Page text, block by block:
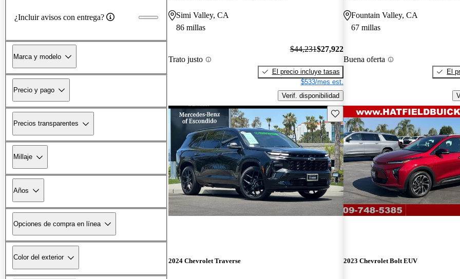
¿Incluir avisos con entrega?
Marca y modelo
Precio y pago
Precios transparentes
Millaje
Años
Opciones de compra en línea
Color del exterior
Simi Valley, CA
86 millas
Trato justo
$44,231$27,922
El precio incluye tasas
$533/mes est.
Verif. disponibilidad
Fountain Valley, CA
67 millas
Buena oferta
El
Guarda este Aviso
2024 Chevrolet Traverse 2023 Chevrolet Bolt EUV